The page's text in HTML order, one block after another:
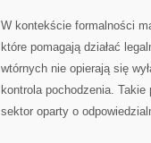
W kontekście formalności
które pomagają działać
wtórnych nie opierają się
kontrola pochodzenia.
sektor oparty o